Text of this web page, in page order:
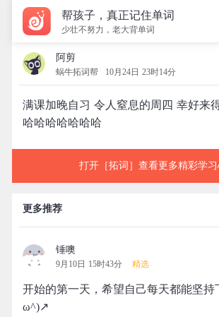
帮孩子，真正记住单词
少壮不努力，老大背单词
阿剪
蜗牛拓词帮 10月24日 23时14分
满课加晚自习 令人窒息的周四 幸好来
哈哈哈哈哈哈哈
打开［拓词］查看更多精彩学
更多推荐
锤噢
9月10日 15时43分 精选
开始的第一天，希望自己每天都能坚
ω^)↗